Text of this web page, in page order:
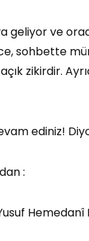
geliyor ve
sohbette
zikirdir.
ediniz!
: